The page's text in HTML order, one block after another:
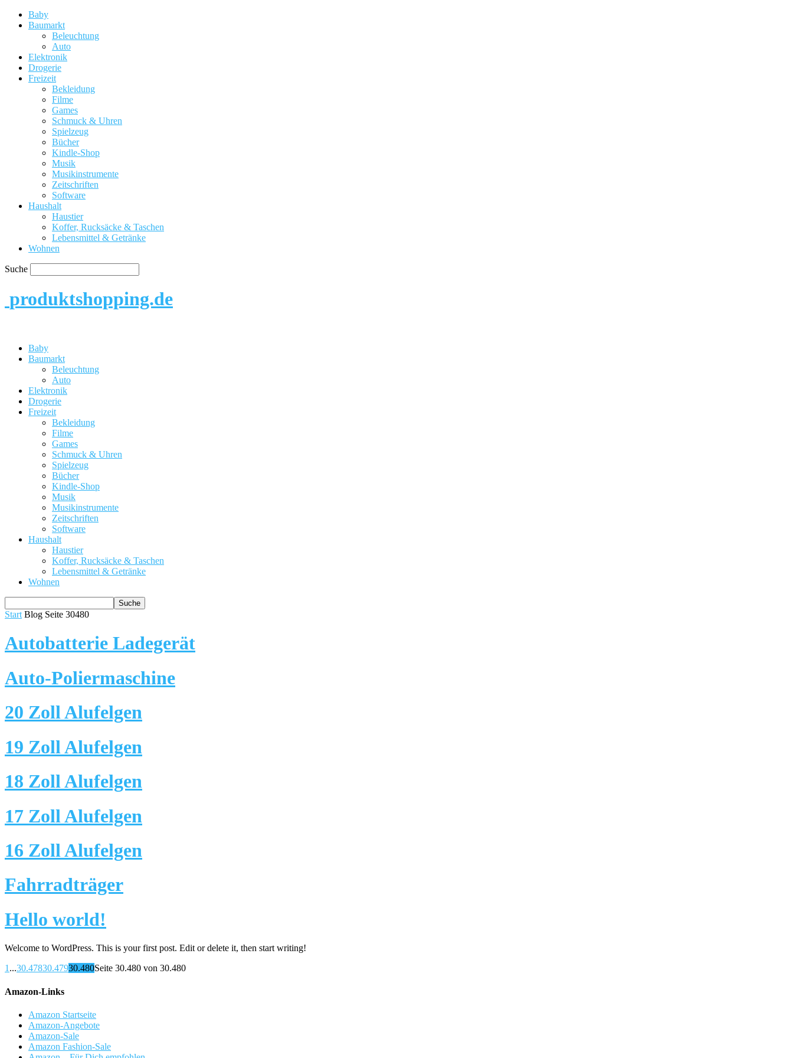
Baby
Baumarkt
Beleuchtung
Auto
Elektronik
Drogerie
Freizeit
Bekleidung
Filme
Games
Schmuck & Uhren
Spielzeug
Bücher
Kindle-Shop
Musik
Musikinstrumente
Zeitschriften
Software
Haushalt
Haustier
Koffer, Rucksäcke & Taschen
Lebensmittel & Getränke
Wohnen
Suche
produktshopping.de
Baby
Baumarkt
Beleuchtung
Auto
Elektronik
Drogerie
Freizeit
Bekleidung
Filme
Games
Schmuck & Uhren
Spielzeug
Bücher
Kindle-Shop
Musik
Musikinstrumente
Zeitschriften
Software
Haushalt
Haustier
Koffer, Rucksäcke & Taschen
Lebensmittel & Getränke
Wohnen
Start Blog Seite 30480
Autobatterie Ladegerät
Auto-Poliermaschine
20 Zoll Alufelgen
19 Zoll Alufelgen
18 Zoll Alufelgen
17 Zoll Alufelgen
16 Zoll Alufelgen
Fahrradträger
Hello world!
Welcome to WordPress. This is your first post. Edit or delete it, then start writing!
1 ...30.47830.47930.480Seite 30.480 von 30.480
Amazon-Links
Amazon Startseite
Amazon-Angebote
Amazon-Sale
Amazon Fashion-Sale